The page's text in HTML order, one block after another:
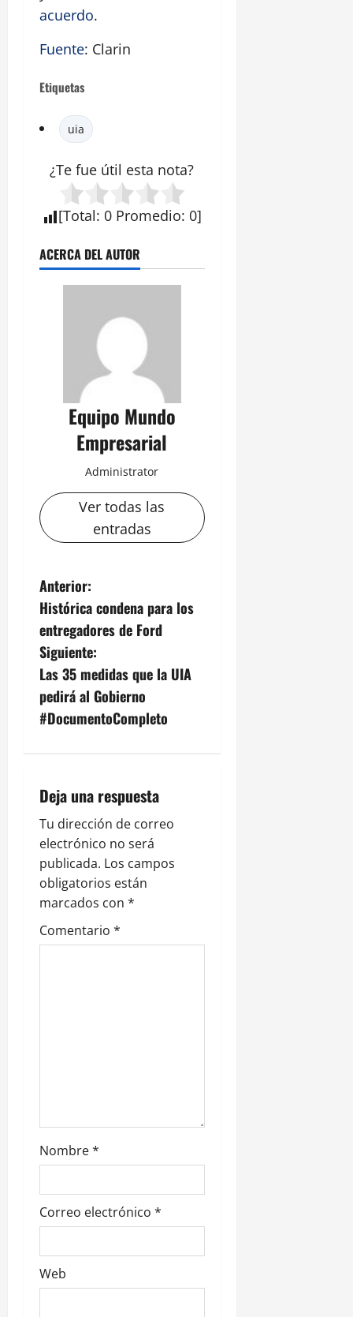
acuerdo.
Fuente: Clarin
Etiquetas
uia
¿Te fue útil esta nota?
[Total: 0 Promedio: 0]
ACERCA DEL AUTOR
Equipo Mundo
Empresarial
Administrator
Ver todas las
entradas
N
a
v
e
g
c
i
ó
n
d
e
a
d
a
s
Anterior:
Histórica condena para los
entregadores de Ford
Siguiente:
Las 35 medidas que la UIA
pedirá al Gobierno
#DocumentoCompleto
Deja una respuesta
Tu dirección de correo
electrónico no será
publicada. Los campos
obligatorios están
marcados con *
Comentario *
Nombre*
Correo electrónico *
Web